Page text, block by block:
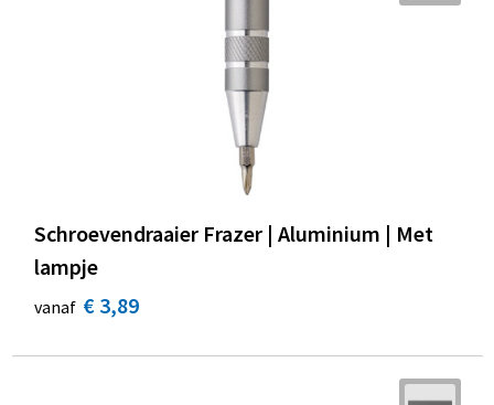
Schroevendraaier Frazer | Aluminium | Met
lampje
vanaf € 3,89